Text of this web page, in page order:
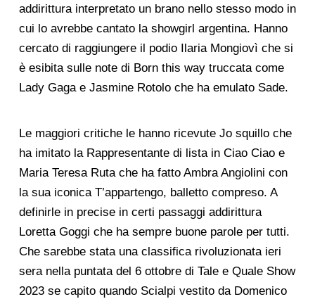
addirittura interpretato un brano nello stesso modo in
cui lo avrebbe cantato la showgirl argentina. Hanno
cercato di raggiungere il podio Ilaria Mongiovì che si
è esibita sulle note di Born this way truccata come
Lady Gaga e Jasmine Rotolo che ha emulato Sade.
Le maggiori critiche le hanno ricevute Jo squillo che
ha imitato la Rappresentante di lista in Ciao Ciao e
Maria Teresa Ruta che ha fatto Ambra Angiolini con
la sua iconica T’appartengo, balletto compreso. A
definirle in precise in certi passaggi addirittura
Loretta Goggi che ha sempre buone parole per tutti.
Che sarebbe stata una classifica rivoluzionata ieri
sera nella puntata del 6 ottobre di Tale e Quale Show
2023 se capito quando Scialpi vestito da Domenico